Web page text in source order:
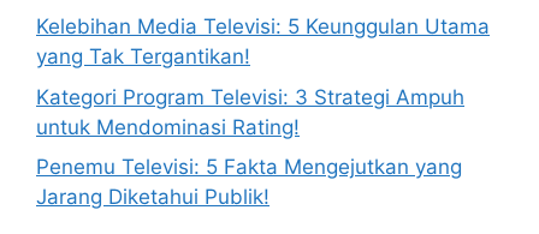
Kelebihan Media Televisi: 5 Keunggulan Utama
yang Tak Tergantikan!
Kategori Program Televisi: 3 Strategi Ampuh
untuk Mendominasi Rating!
Penemu Televisi: 5 Fakta Mengejutkan yang
Jarang Diketahui Publik!